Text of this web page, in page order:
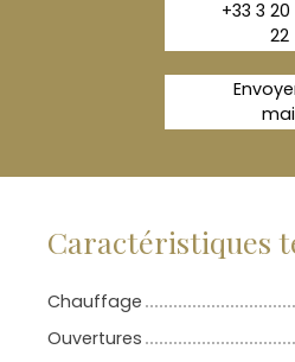
+33 3
22
Caractéristiques
Chauffage
Ouvertures